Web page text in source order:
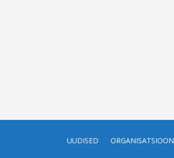
UUDISED ORGANISATSIOON